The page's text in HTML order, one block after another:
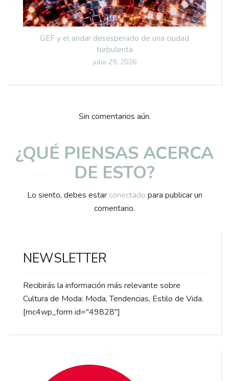
GEF y el andar desesperado de una ciudad
turbulenta
Posted
julio 29, 2026
Sin comentarios aún.
¿QUÉ PIENSAS ACERCA
DE ESTO?
Lo siento, debes estar conectado para publicar un
comentario.
NEWSLETTER
Recibirás la información más relevante sobre
Cultura de Moda: Moda, Tendencias, Estilo de Vida.
[mc4wp_form id="49828"]